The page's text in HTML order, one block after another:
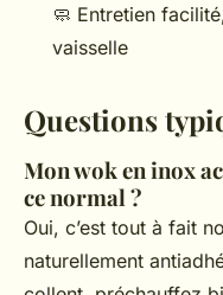
🧼 Entretien
vaisselle
Questions
Mon wok en inox
ce normal ?
Oui, c’est tout à fait
naturellement